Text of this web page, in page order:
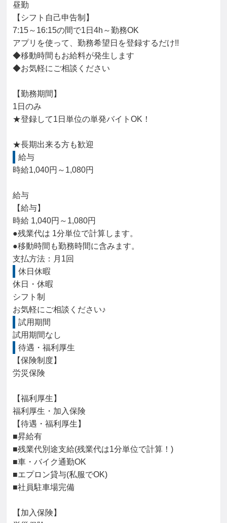
昼勤
【シフト自己申告制】
7:15～16:15の間で1日4h～勤務OK
アプリを使って、勤務希望日を登録するだけ!!
◆移動時間もお給料が発生します
◆お気軽にご相談ください
【勤務期間】
1日のみ
★登録して1日単位の単発バイトOK！
★長期出来る方も歓迎
給与
時給1,040円～1,080円
給与
【給与】
時給 1,040円～1,080円
●残業代は 1分単位で計算します。
●移動時間も勤務時間に含みます。
支払方法：月1回
休日休暇
休日・休暇
シフト制
お気軽にご相談ください♪
試用期間
試用期間なし
待遇・福利厚生
【保険制度】
労災保険
【福利厚生】
福利厚生・加入保険
【待遇・福利厚生】
■昇給有
■残業代別途支給(残業代は1分単位で計算！)
■車・バイク通勤OK
■エプロン貸与(私服でOK)
■社員駐車場完備
【加入保険】